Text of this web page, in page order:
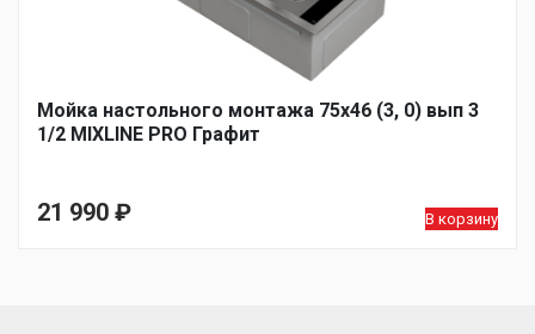
Мойка настольного монтажа 75х46 (3, 0) вып 3
1/2 MIXLINE PRO Графит
21 990 ₽ В корзину